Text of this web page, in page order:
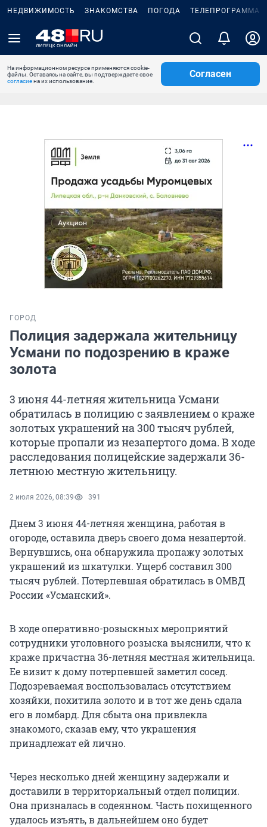
НЕДВИЖИМОСТЬ ЗНАКОМСТВА ПОГОДА ТЕЛЕПРОГРАММА
На информационном ресурсе применяются cookie-
файлы. Оставаясь на сайте, вы подтверждаете свое
согласиена их использование.
Согласен
ГОРОД
Полиция задержала жительницу
Усмани по подозрению в краже
золота
3 июня 44-летняя жительница Усмани
обратилась в полицию с заявлением о краже
золотых украшений на 300 тысяч рублей,
которые пропали из незапертого дома. В ходе
расследования полицейские задержали 36-
летнюю местную жительницу.
2 июля 2026, 08:39 391
Днем 3 июня 44-летняя женщина, работая в
огороде, оставила дверь своего дома незапертой.
Вернувшись, она обнаружила пропажу золотых
украшений из шкатулки. Ущерб составил 300
тысяч рублей. Потерпевшая обратилась в ОМВД
России «Усманский».
В ходе оперативно-розыскных мероприятий
сотрудники уголовного розыска выяснили, что к
краже причастна 36-летняя местная жительница.
Ее визит к дому потерпевшей заметил сосед.
Подозреваемая воспользовалась отсутствием
хозяйки, похитила золото и в тот же день сдала
его в ломбард. Для сбыта она привлекла
знакомого, сказав ему, что украшения
принадлежат ей лично.
Через несколько дней женщину задержали и
доставили в территориальный отдел полиции.
Она призналась в содеянном. Часть похищенного
удалось изъять, в дальнейшем оно будет